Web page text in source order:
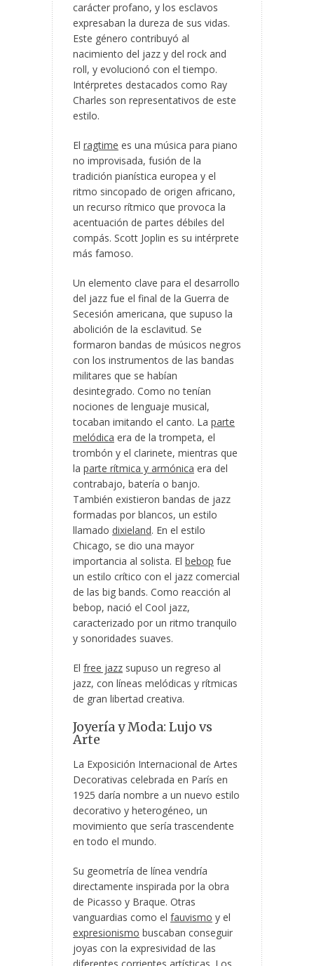
carácter profano, y los esclavos
expresaban la dureza de sus vidas.
Este género contribuyó al
nacimiento del jazz y del rock and
roll, y evolucionó con el tiempo.
Intérpretes destacados como Ray
Charles son representativos de este
estilo.
El ragtime es una música para piano
no improvisada, fusión de la
tradición pianística europea y el
ritmo sincopado de origen africano,
un recurso rítmico que provoca la
acentuación de partes débiles del
compás. Scott Joplin es su intérprete
más famoso.
Un elemento clave para el desarrollo
del jazz fue el final de la Guerra de
Secesión americana, que supuso la
abolición de la esclavitud. Se
formaron bandas de músicos negros
con los instrumentos de las bandas
militares que se habían
desintegrado. Como no tenían
nociones de lenguaje musical,
tocaban imitando el canto. La parte
melódica era de la trompeta, el
trombón y el clarinete, mientras que
la parte rítmica y armónica era del
contrabajo, batería o banjo.
También existieron bandas de jazz
formadas por blancos, un estilo
llamado dixieland. En el estilo
Chicago, se dio una mayor
importancia al solista. El bebop fue
un estilo crítico con el jazz comercial
de las big bands. Como reacción al
bebop, nació el Cool jazz,
caracterizado por un ritmo tranquilo
y sonoridades suaves.
El free jazz supuso un regreso al
jazz, con líneas melódicas y rítmicas
de gran libertad creativa.
Joyería y Moda: Lujo vs
Arte
La Exposición Internacional de Artes
Decorativas celebrada en París en
1925 daría nombre a un nuevo estilo
decorativo y heterogéneo, un
movimiento que sería trascendente
en todo el mundo.
Su geometría de línea vendría
directamente inspirada por la obra
de Picasso y Braque. Otras
vanguardias como el fauvismo y el
expresionismo buscaban conseguir
joyas con la expresividad de las